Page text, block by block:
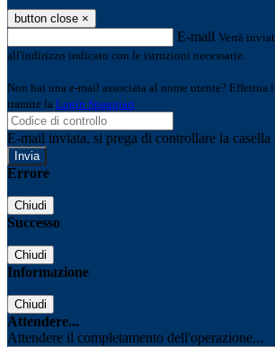
button close ×
E-mail Verrà
all'indirizzo indicato con le istruzioni necessarie.
Non hai una e-mail associata al nome utente? Effettua
tramite la Login Spaggiari
E-mail inviata, si prega di controllare la casella
Errore
Chiudi
Successo
Chiudi
Informazione
Chiudi
Attendere...
Attendere il completamento dell'operazione...